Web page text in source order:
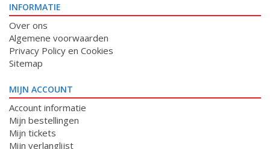
INFORMATIE
Over ons
Algemene voorwaarden
Privacy Policy en Cookies
Sitemap
MIJN ACCOUNT
Account informatie
Mijn bestellingen
Mijn tickets
Mijn verlanglijst